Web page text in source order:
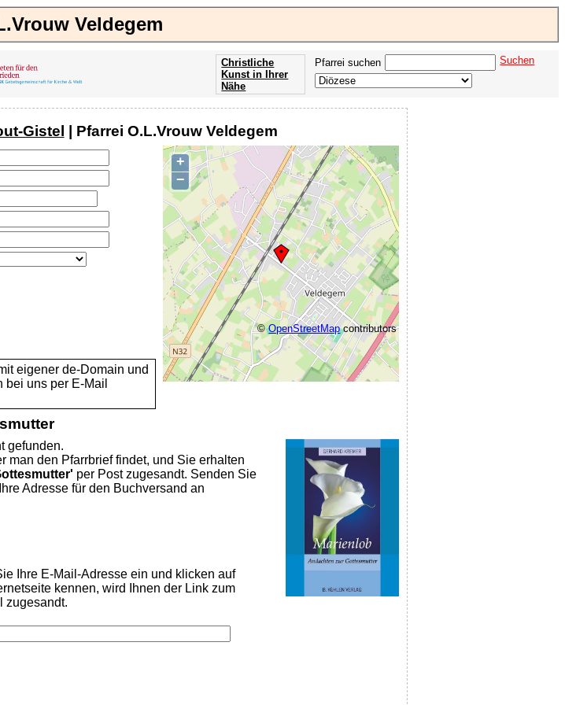
Veldegem
Pfarrei suchen Suchen
Christliche
Kunst in Ihrer
Nähe
Gistel | Pfarrei O.L.Vrouw Veldegem
+
−
©OpenStreetMapcontributors
eigener de-Domain und
bei uns per E-Mail
gefunden.
man den Pfarrbrief findet, und Sie erhalten
per Post zugesandt. Senden Sie
Adresse für den Buchversand an
Ihre E-Mail-Adresse ein und klicken auf
kennen, wird Ihnen der Link zum
zugesandt.